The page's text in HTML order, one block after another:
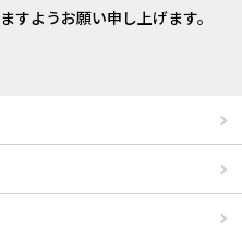
すようお願い申し上げます。